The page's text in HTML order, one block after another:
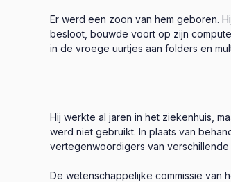
Er werd een zoon van hem geboren.
besloot, bouwde voort op zijn
in de vroege uurtjes aan folders en
Hij werkte al jaren in het ziekenhuis,
werd niet gebruikt. In plaats van
vertegenwoordigers van
De wetenschappelijke commissie